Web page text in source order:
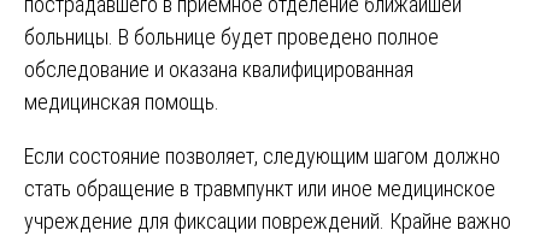
больницы. В больнице будет проведено полное
обследование и оказана квалифицированная
медицинская помощь.
Если состояние позволяет, следующим шагом должно
стать обращение в травмпункт или иное медицинское
учреждение для фиксации повреждений. Крайне важно